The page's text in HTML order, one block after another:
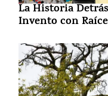
La Historia
Invento con